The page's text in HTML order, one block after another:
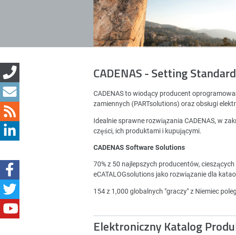
CADENAS - Setting
CADENAS to wiodący producent
zamiennych (PARTsolutions) oraz obsługi
Idealnie sprawne rozwiązania CADENAS, w
części, ich produktami i kupującymi.
CADENAS Software Solutions
70% z 50 najlepszych producentów,
eCATALOGsolutions jako rozwiązanie dla
154 z 1,000 globalnych "graczy" z Niemiec
Elektroniczny Katalog